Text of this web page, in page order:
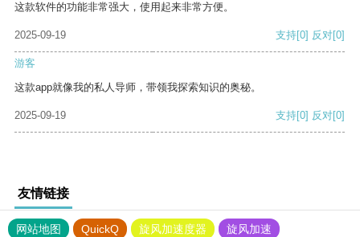
这款软件的功能非常强大，使用起来非常方便。
2025-09-19 支持[0] 反对[0]
游客
这款app就像我的私人导师，带领我探索知识的奥秘。
2025-09-19 支持[0] 反对[0]
友情链接
网站地图 QuickQ 旋风加速度器
旋风加速